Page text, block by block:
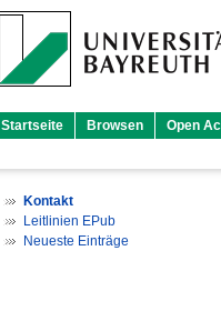
Startseite Browsen Open
Kontakt
Leitlinien EPub
Neueste Einträge